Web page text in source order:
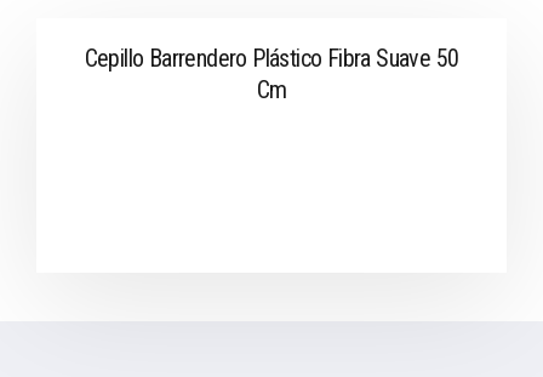
Cepillo Barrendero Plástico Fibra Suave 50
Cm